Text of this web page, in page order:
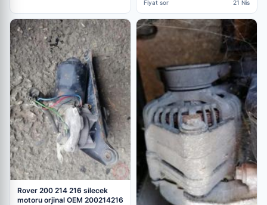
Fiyat sor 21 Nis
Rover 200 214 216 silecek
motoru orjinal OEM 200214216